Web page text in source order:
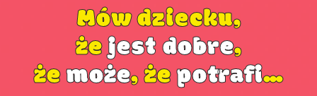
Mów dziecku,
żejest dobre,
żemoże, żepotrafi…